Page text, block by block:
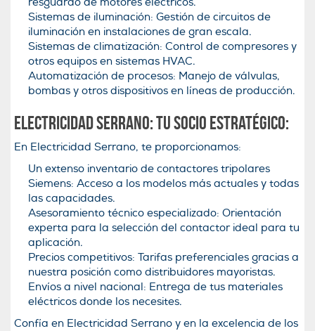
Sistemas de iluminación: Gestión de circuitos de
iluminación en instalaciones de gran escala.
Sistemas de climatización: Control de compresores y
otros equipos en sistemas HVAC.
Automatización de procesos: Manejo de válvulas,
bombas y otros dispositivos en líneas de producción.
Electricidad Serrano: Tu Socio Estratégico:
En Electricidad Serrano, te proporcionamos:
Un extenso inventario de contactores tripolares
Siemens: Acceso a los modelos más actuales y todas
las capacidades.
Asesoramiento técnico especializado: Orientación
experta para la selección del contactor ideal para tu
aplicación.
Precios competitivos: Tarifas preferenciales gracias a
nuestra posición como distribuidores mayoristas.
Envíos a nivel nacional: Entrega de tus materiales
eléctricos donde los necesites.
Confía en Electricidad Serrano y en la excelencia de los